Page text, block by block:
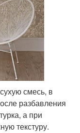
смесь, в
разбавления
а при
текстуру.